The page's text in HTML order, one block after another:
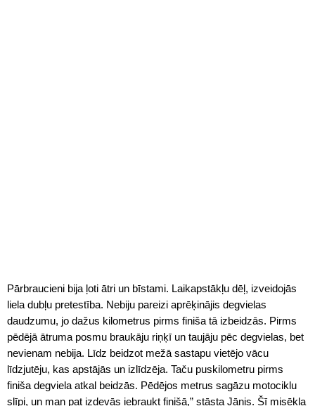
Pārbraucieni bija ļoti ātri un bīstami. Laikapstākļu dēļ, izveidojās
liela dubļu pretestība. Nebiju pareizi aprēķinājis degvielas
daudzumu, jo dažus kilometrus pirms finiša tā izbeidzās. Pirms
pēdējā ātruma posmu braukāju riņķī un taujāju pēc degvielas, bet
nevienam nebija. Līdz beidzot mežā sastapu vietējo vācu
līdzjutēju, kas apstājās un izlīdzēja. Taču puskilometru pirms
finiša degviela atkal beidzās. Pēdējos metrus sagāzu motociklu
slīpi, un man pat izdevās iebraukt finišā,” stāsta Jānis. Šī misēkļa